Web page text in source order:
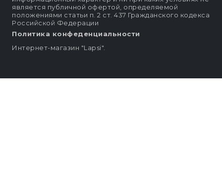
является публичной офертой, определяемой
положениями статьи п. 2 ст. 437 Гражданского кодекса
Российской Федерации
Политика конфеденциальности
Интернет-магазин "Lapsi".